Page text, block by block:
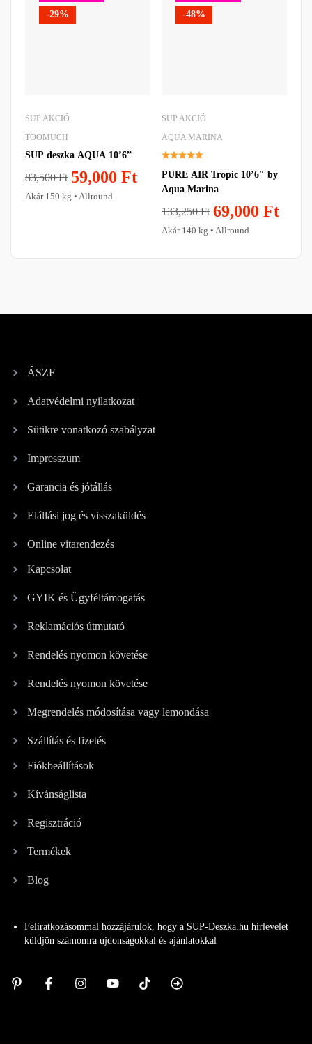
-29%
SUP AKCIÓ
TOOMUCH
SUP deszka AQUA 10’6”
83,500Ft 59,000 Ft
Akár 150 kg • Allround
-48%
SUP AKCIÓ
AQUA MARINA
PURE AIR Tropic 10’6″ by
Aqua Marina
133,250Ft 69,000 Ft
Akár 140 kg • Allround
ÁSZF
Adatvédelmi nyilatkozat
Sütikre vonatkozó szabályzat
Impresszum
Garancia és jótállás
Elállási jog és visszaküldés
Online vitarendezés
Kapcsolat
GYIK és Ügyféltámogatás
Reklamációs útmutató
Rendelés nyomon követése
Rendelés nyomon követése
Megrendelés módosítása vagy lemondása
Szállítás és fizetés
Fiókbeállítások
Kívánságlista
Regisztráció
Termékek
Blog
Feliratkozásommal hozzájárulok, hogy a SUP-Deszka.hu hírlevelet
küldjön számomra újdonságokkal és ajánlatokkal